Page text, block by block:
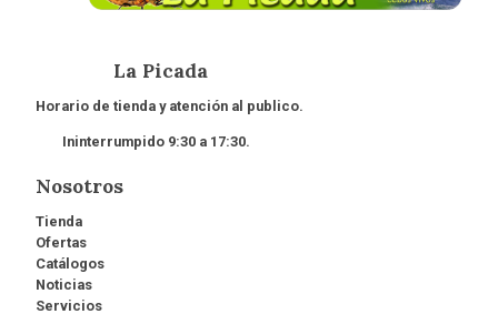
La Picada
Horario de tienda y atención al publico.
Ininterrumpido 9:30 a 17:30.
Nosotros
Tienda
Ofertas
Catálogos
Noticias
Servicios